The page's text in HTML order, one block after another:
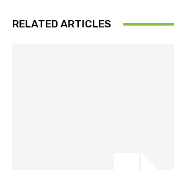
RELATED ARTICLES